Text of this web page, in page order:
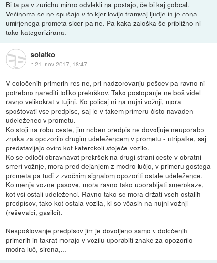
Bi ta pa v zurichu mirno odvlekli na postajo, če bi kaj gobcal.
Večinoma se ne spušajo v to kjer lovijo tramvaj ljudje in je cona
umirjenega prometa sicer pa ne. Pa kaka zaloška še približno ni
tako kategorizirana.
solatko
::21. nov 2017, 18:47
V določenih primerih res ne, pri nadzorovanju pešcev pa ravno ni
potrebno narediti toliko prekrškov. Tako postopanje ne boš videl
ravno velikokrat v tujini. Ko policaj ni na nujni vožnji, mora
spoštovati vse predpise, saj je v takem primeru čisto navaden
udeleženec v prometu.
Ko stoji na robu ceste, jim noben predpis ne dovoljuje neuporabo
znaka za opozorilo drugim udeležencem v prometu - utripalke, saj
predstavljajo oviro kot katerokoli stoječe vozilo.
Ko se odloči obravnavat prekršek na drugi strani ceste v obratni
smeri vožnje, mora pred dejanjem z modro lučjo, v primeru gostega
prometa pa tudi z zvočnim signalom opozoriti ostale udeležence.
Ko menja vozne pasove, mora ravno tako uporabljati smerokaze,
kot vsi ostali udeleženci. Ravno tako se mora držati vseh ostalih
predpisov, tako kot ostala vozila, ki so včasih na nujni vožnji
(reševalci, gasilci).
Nespoštovanje predpisov jim je dovoljeno samo v določenih
primerih in takrat morajo v vozilu uporabiti znake za opozorilo -
modra luč, sirena,...